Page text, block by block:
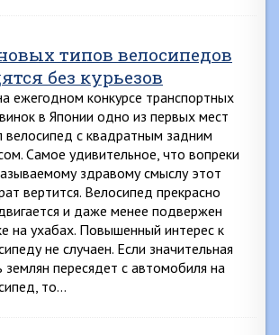
типов велосипедов
без курьезов
ежегодном конкурсе транспортных
в Японии одно из первых мест
велосипед с квадратным задним
Самое удивительное, что вопреки
здравому смыслу этот
вертится. Велосипед прекрасно
и даже менее подвержен
на ухабах. Повышенный интерес к
не случаен. Если значительная
землян пересядет с автомобиля на
то…